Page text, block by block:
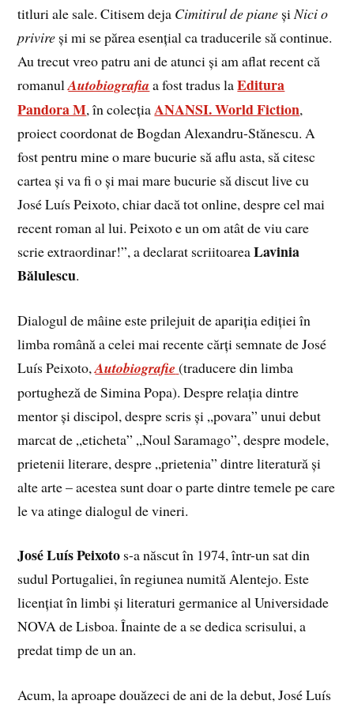
titluri ale sale. Citisem deja Cimitirul de piane și Nici o
privire și mi se părea esențial ca traducerile să continue.
Au trecut vreo patru ani de atunci și am aflat recent că
romanulAutobiografia a fost tradus laEditura
Pandora M, în colecțiaANANSI. World Fiction,
proiect coordonat de Bogdan Alexandru-Stănescu. A
fost pentru mine o mare bucurie să aflu asta, să citesc
cartea și va fi o și mai mare bucurie să discut live cu
José Luís Peixoto, chiar dacă tot online, despre cel mai
recent roman al lui. Peixoto e un om atât de viu care
scrie extraordinar!”, a declarat scriitoareaLavinia
Bălulescu.
Dialogul de mâine este prilejuit de apariția ediției în
limba română a celei mai recente cărți semnate de José
Luís Peixoto,Autobiografie (traducere din limba
portugheză de Simina Popa). Despre relația dintre
mentor și discipol, despre scris și „povara” unui debut
marcat de „eticheta” „Noul Saramago”, despre modele,
prietenii literare, despre „prietenia” dintre literatură și
alte arte – acestea sunt doar o parte dintre temele pe care
le va atinge dialogul de vineri.
José Luís Peixoto s-a născut în 1974, într-un sat din
sudul Portugaliei, în regiunea numită Alentejo. Este
licențiat în limbi și literaturi germanice al Universidade
NOVA de Lisboa. Înainte de a se dedica scrisului, a
predat timp de un an.
Acum, la aproape douăzeci de ani de la debut, José Luís